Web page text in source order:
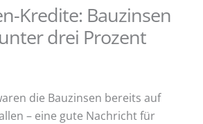
Kredite: Bauzinsen
drei Prozent
die Bauzinsen bereits auf
– eine gute Nachricht für